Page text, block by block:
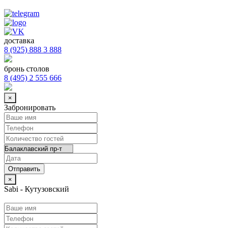
доставка
8 (925) 888 3 888
бронь столов
8 (495) 2 555 666
×
Забронировать
×
Sabi - Кутузовский